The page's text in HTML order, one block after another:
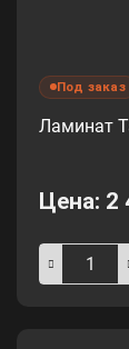
Под заказ
Ламинат
Цена: 2